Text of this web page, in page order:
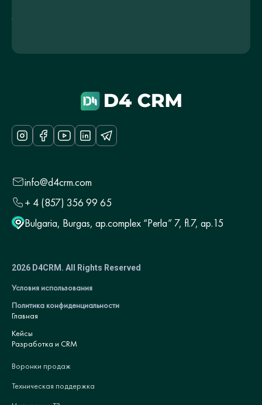
info@d4crm.com
+ 4 (857) 356 99 65
Bulgaria, Burgas, ap.complex “Perla” 7, fl.7, ap.15
2026 D4CRM. All Rights Reserved
Условия использования
Политика конфиденциальности
Главная
Кейсы
Разработка и CRM
Воронки продаж
Техническая поддержка